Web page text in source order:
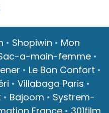
• Shopiwin • Mon
a-main-femme•
• Le Bon Confort •
• Villabaga Paris •
• Bajoom • Systrem-